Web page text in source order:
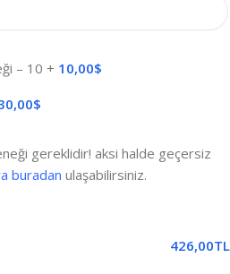
– 10 + 10,00$
$
gereklidir! aksi halde geçersiz
buradan ulaşabilirsiniz.
426,00TL